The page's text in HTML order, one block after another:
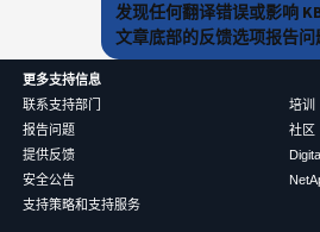
发现任何翻译错误或影响
文章底部的反馈选项报告问
更多支持信息
联系支持部门
报告问题
提供反馈
安全公告
支持策略和支持服务
培训
社区